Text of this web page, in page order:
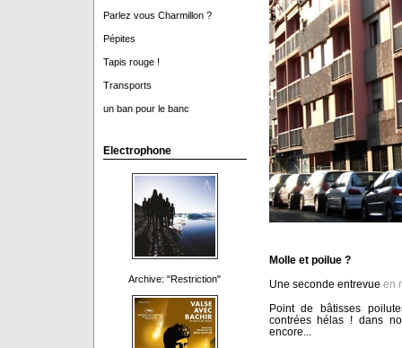
Parlez vous Charmillon ?
Pépites
Tapis rouge !
Transports
un ban pour le banc
Electrophone
Archive: "Restriction"
Molle et poilue ?
Une seconde entrevue en
Point de bâtisses
contrées hélas ! dans
encore...